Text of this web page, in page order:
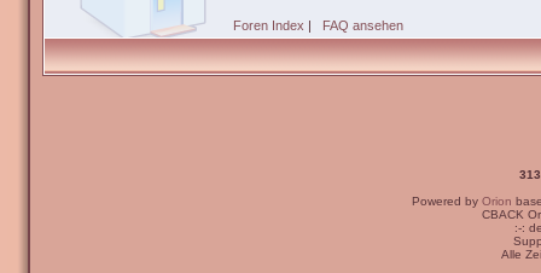
Foren Index | FAQ ansehen
Powered by Orion
CBACK
:-:
Alle